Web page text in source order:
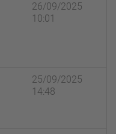
26/09/2025
10:01
25/09/2025
14:48